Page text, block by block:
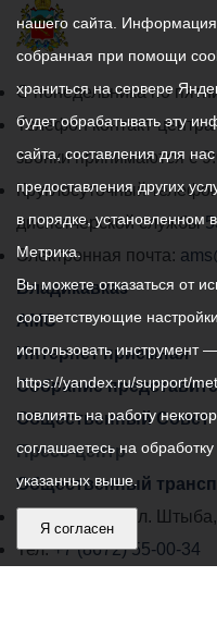
График
работы
администрации
местного
самоуправления
города
Владикавказ:
С понедельника по
Телефон контакт-
звонки принимаются с
Круглосуточный
диспетчерской службы
Электронная почта:
Владикавказ
АМС
Интернет приемная
Собрание
Общественный Совет
Пресс-центр
Общественный
Владикавказ, пл.
Тел:+7 (8672) 55-00-34
нашего сайта.
собранная при помощи
храниться на сервере
будет обрабатывать эту
сайта, составления для
предоставления других
в порядке, установленном
Метрика.
Вы можете отказаться от
соответствующие
использовать инструмент —
https://yandex.ru/support/
повлиять на работу
соглашаетесь на
указанных выше.
Я согласен